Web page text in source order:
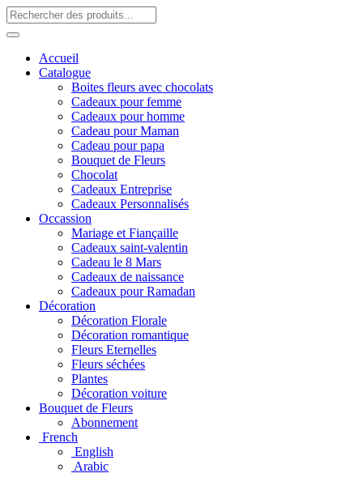
Accueil
Catalogue
Boites fleurs avec chocolats
Cadeaux pour femme
Cadeaux pour homme
Cadeau pour Maman
Cadeau pour papa
Bouquet de Fleurs
Chocolat
Cadeaux Entreprise
Cadeaux Personnalisés
Occassion
Mariage et Fiançaille
Cadeaux saint-valentin
Cadeau le 8 Mars
Cadeaux de naissance
Cadeaux pour Ramadan
Décoration
Décoration Florale
Décoration romantique
Fleurs Eternelles
Fleurs séchées
Plantes
Décoration voiture
Bouquet de Fleurs
Abonnement
French
English
Arabic